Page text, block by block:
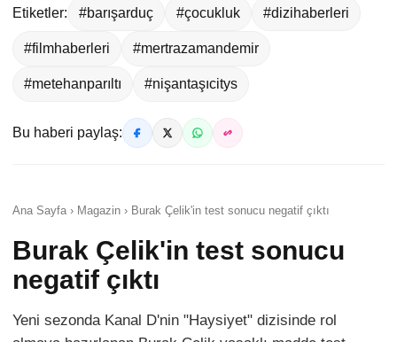
Etiketler: #barışarduç #çocukluk #dizihaberleri
#filmhaberleri #mertrazamandemir
#metehanparıltı #nişantaşıcitys
Bu haberi paylaş:
Ana Sayfa › Magazin › Burak Çelik'in test sonucu negatif çıktı
Burak Çelik'in test sonucu
negatif çıktı
Yeni sezonda Kanal D'nin "Haysiyet" dizisinde rol